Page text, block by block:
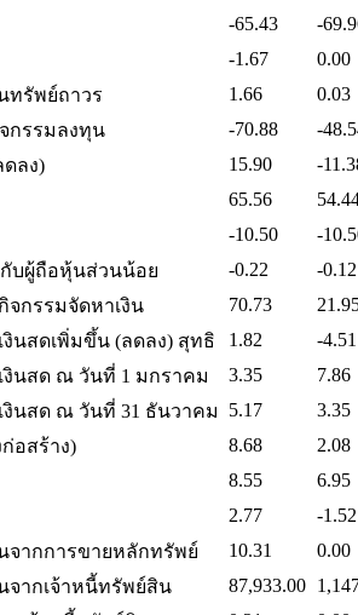
-65.43 -
-1.67 0.00
ทรัพย์ถาวร
1.66 0.03
กรรมลงทุน
-70.88 -
ดลง)
15.90 -
65.56
-10.50 -
บผู้ถือหุ้นส่วนน้อย
-0.22 -0.12
จกรรมจัดหาเงิน
70.73
งินสดเพิ่มขึ้น (ลดลง) สุทธิ
1.82 -4.51
งินสด ณ วันที่ 1 มกราคม
3.35 7.86
งินสด ณ วันที่ 31 ธันวาคม
5.17 3.35
อสร้าง)
8.68 2.08
8.55 6.95
2.77 -1.52
จากการขายหลักทรัพย์
10.31 0.00
ากเจ้าหนี้ทรัพย์สิน
87,933.00